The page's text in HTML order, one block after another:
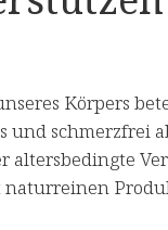
Körpers
schmerzfrei
naturreinen